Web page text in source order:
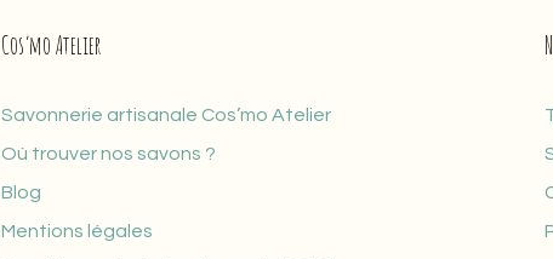
Cos’mo Atelier
Savonnerie artisanale Cos’mo Atelier
Où trouver nos savons ?
Blog
Mentions légales